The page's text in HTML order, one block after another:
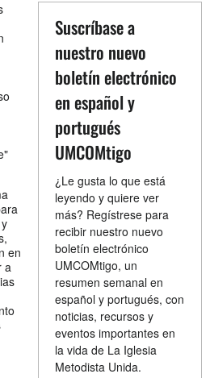
Suscríbase a
nuestro nuevo
boletín electrónico
en español y
portugués
UMCOMtigo
¿Le gusta lo que está
leyendo y quiere ver
más? Regístrese para
recibir nuestro nuevo
boletín electrónico
UMCOMtigo, un
resumen semanal en
español y portugués, con
noticias, recursos y
eventos importantes en
la vida de La Iglesia
Metodista Unida.
en
a